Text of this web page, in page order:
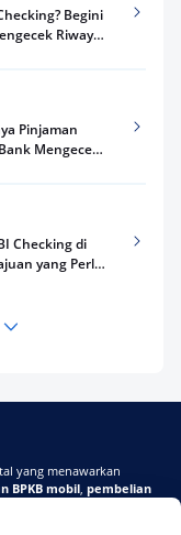
Begini
Riwayat
Pinjaman
Mengecek
Checking di
yang Perlu
Langsung
yang menawarkan
BPKB mobil, pembelian